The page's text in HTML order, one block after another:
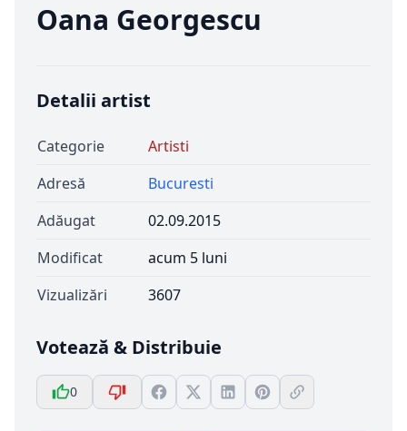
Oana Georgescu
Detalii artist
Categorie
Artisti
Adresă
Bucuresti
Adăugat
02.09.2015
Modificat
acum 5 luni
Vizualizări
3607
Votează & Distribuie
0